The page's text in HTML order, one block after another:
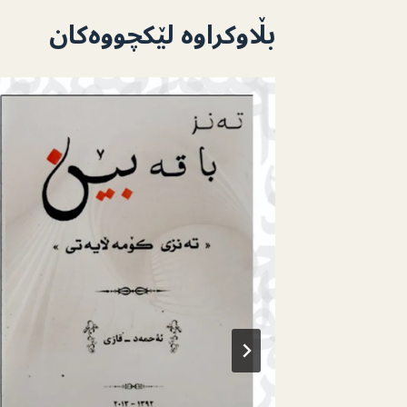
بڵاوکراوە لێکچووەکان